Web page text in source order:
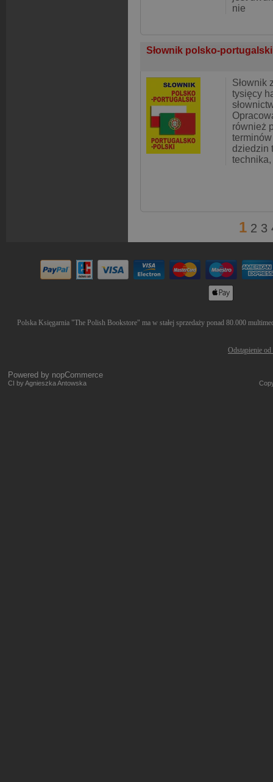
nie
Słownik polsko-
Słownik
tysięcy
również
dziedzin
1 2 3
Polska Księgarnia "The Polish Bookstore" ma w stałej sprzedaży ponad 80.000
Odstąpienie
Powered by nopCommerce
CI by Agnieszka Antowska